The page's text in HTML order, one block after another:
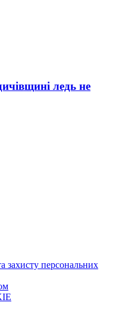
ледь не
захисту персональних